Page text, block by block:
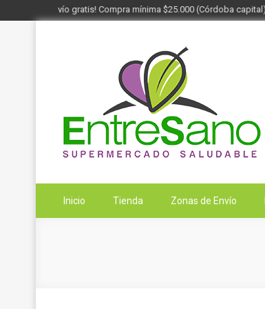
¡Envío gratis! Compra mínima $25.000 (Córdoba capital)
Entresano
Inicio Tienda Zonas de Envío